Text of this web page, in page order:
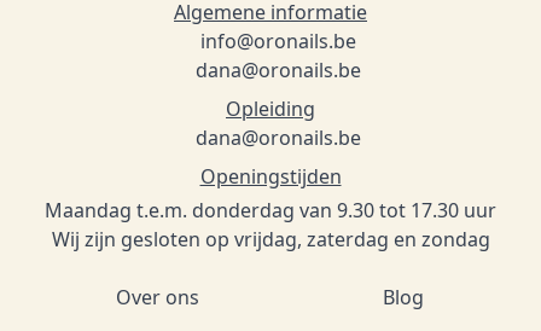
Algemene informatie
info@oronails.be
dana@oronails.be
Opleiding
dana@oronails.be
Openingstijden
Maandag t.e.m. donderdag van 9.30 tot 17.30 uur
Wij zijn gesloten op vrijdag, zaterdag en zondag
Over ons
Blog